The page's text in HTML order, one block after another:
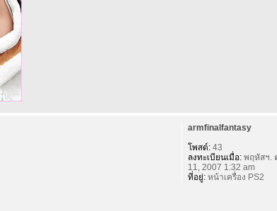
armfinalfantasy
โพสต์:43
ลงทะเบียนเมื่อ:พฤหัสฯ.
11, 2007 1:32 am
ที่อยู่:หน้าเครื่อง PS2